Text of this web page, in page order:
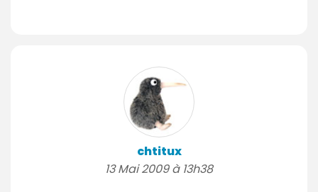
chtitux
13 Mai 2009 à 13h38